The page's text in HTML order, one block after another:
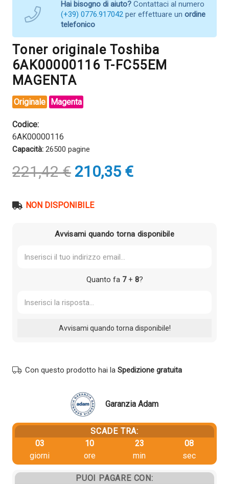
Hai bisogno di aiuto? Contattaci al numero
(+39) 0776.917042 per effettuare un ordine
telefonico
Toner originale Toshiba
6AK00000116 T-FC55EM
MAGENTA
Originale Magenta
Codice:
6AK00000116
Capacità: 26500 pagine
221,42€ Il
prezzo
era:
210,35 €Il
prezzo
NON DISPONIBILE
Avvisami quando torna disponibile
Quanto fa 7+ 8?
Con questo prodotto hai la Spedizione gratuita
Garanzia Adam
SCADE TRA:
03
giorni
10
ore
23
min
08
sec
PUOI PAGARE CON: